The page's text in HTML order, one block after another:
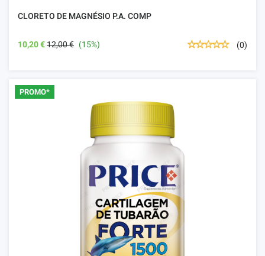
CLORETO DE MAGNÉSIO P.A. COMP
10,20 €12,00 € (15%) (0)
PROMO*